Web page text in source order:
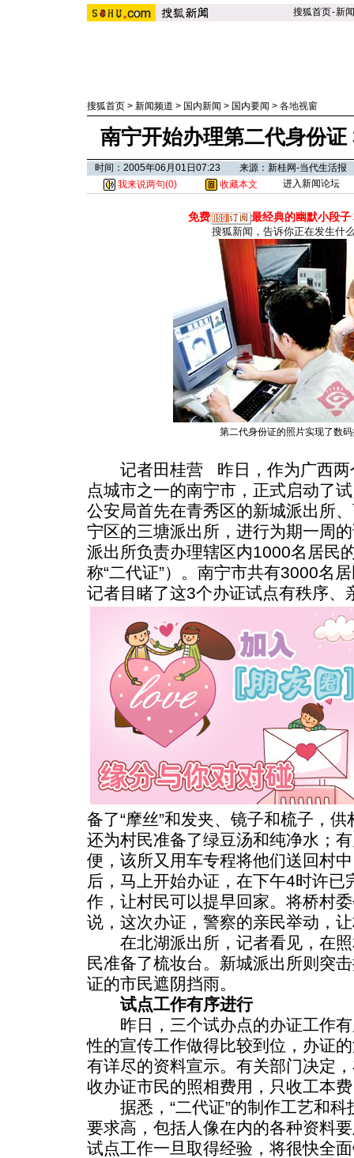
搜狐首页-新闻
搜狐首页 > 新闻频道 > 国内新闻 > 国内要闻 > 各地视窗
南宁开始办理第二代身份
时间：2005年06月01日07:23 来源：新桂网-当代生活报
我来说两句(0) 收藏本文 进入新闻论坛
免费 最经典的幽默小段子
搜狐新闻，告诉你正在发生什
第二代身份证的照片实现了数
记者田桂营 昨日，作为广西两
点城市之一的南宁市，正式启动了
公安局首先在青秀区的新城派出所
宁区的三塘派出所，进行为期一周
派出所负责办理辖区内1000名居民
称“二代证”）。南宁市共有3000名
记者目睹了这3个办证试点有秩序、
备了“摩丝”和发夹、镜子和梳子，
还为村民准备了绿豆汤和纯净水；
便，该所又用车专程将他们送回村
后，马上开始办证，在下午4时许
作，让村民可以提早回家。将桥村
说，这次办证，警察的亲民举动，
在北湖派出所，记者看见，在照
民准备了梳妆台。新城派出所则突
证的市民遮阴挡雨。
试点工作有序进行
昨日，三个试办点的办证工作有
性的宣传工作做得比较到位，办证
有详尽的资料宣示。有关部门决定
收办证市民的照相费用，只收工本
据悉，“二代证”的制作工艺和科
要求高，包括人像在内的各种资料
试点工作一旦取得经验，将很快全